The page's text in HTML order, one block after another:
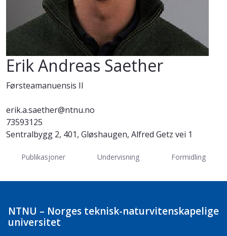
Erik Andreas Saether
Førsteamanuensis II
erik.a.saether@ntnu.no
73593125
Sentralbygg 2, 401, Gløshaugen, Alfred Getz vei 1
Publikasjoner Undervisning Formidling
NTNU – Norges teknisk-naturvitenskapelige
universitet